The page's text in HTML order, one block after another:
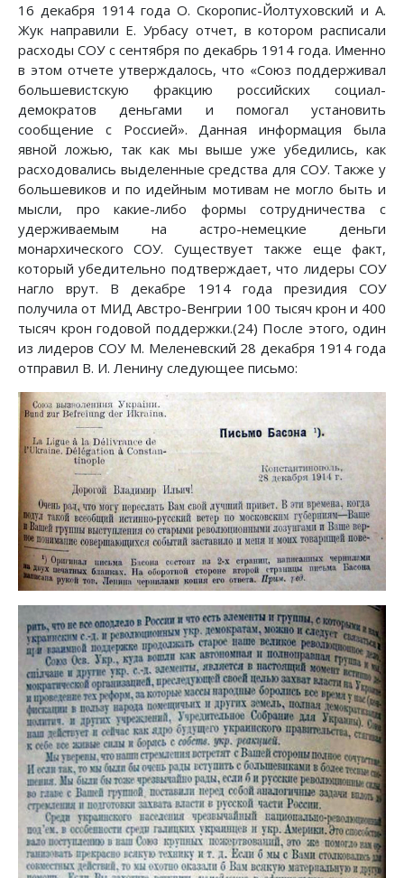
16 декабря 1914 года О. Скоропис-Йолтуховский и А.
Жук направили Е. Урбасу отчет, в котором расписали
расходы СОУ с сентября по декабрь 1914 года. Именно
в этом отчете утверждалось, что «Союз поддерживал
большевистскую фракцию российских социал-
демократов деньгами и помогал установить
сообщение с Россией». Данная информация была
явной ложью, так как мы выше уже убедились, как
расходовались выделенные средства для СОУ. Также у
большевиков и по идейным мотивам не могло быть и
мысли, про какие-либо формы сотрудничества с
удерживаемым на астро-немецкие деньги
монархического СОУ. Существует также еще факт,
который убедительно подтверждает, что лидеры СОУ
нагло врут. В декабре 1914 года президия СОУ
получила от МИД Австро-Венгрии 100 тысяч крон и 400
тысяч крон годовой поддержки.(24) После этого, один
из лидеров СОУ М. Меленевский 28 декабря 1914 года
отправил В. И. Ленину следующее письмо: